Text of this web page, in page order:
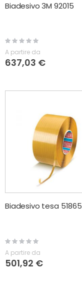
Biadesivo 3M 92015
Rating:
A partire da
637,03 €
Biadesivo tesa 51865
Rating:
0%
A partire da
501,92 €